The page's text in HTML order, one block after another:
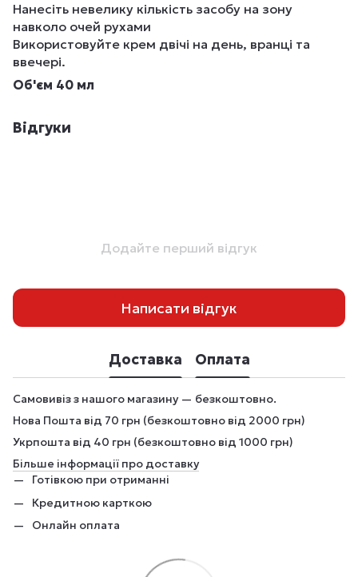
Нанесіть невелику кількість засобу на зону
навколо очей рухами
Використовуйте крем двічі на день, вранці та
ввечері.
Об'єм 40 мл
Відгуки
Додайте перший відгук
Написати відгук
Доставка Оплата
Самовивіз з нашого магазину — безкоштовно.
Нова Пошта від 70 грн (безкоштовно від 2000 грн)
Укрпошта від 40 грн (безкоштовно від 1000 грн)
Більше інформації про доставку
Готівкою при отриманні
Кредитною карткою
Онлайн оплата